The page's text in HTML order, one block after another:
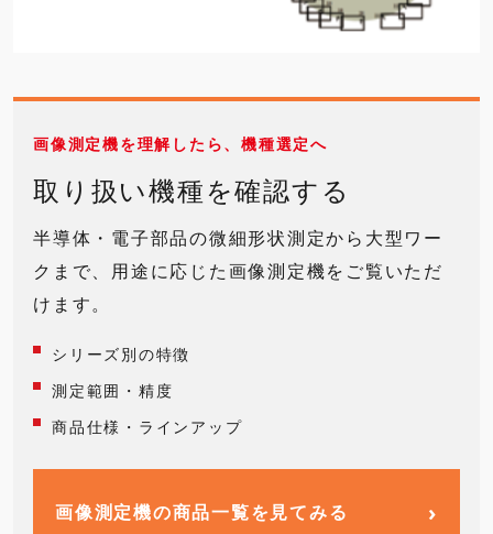
画像測定機を理解したら、機種選定へ
取り扱い機種を確認する
半導体・電子部品の微細形状測定から大型ワー
クまで、用途に応じた画像測定機をご覧いただ
けます。
シリーズ別の特徴
測定範囲・精度
商品仕様・ラインアップ
画像測定機の商品一覧を見てみる ›